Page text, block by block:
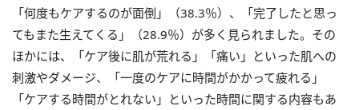
「何度もケアするのが面倒」（38.3％）、「完了したと思っ
てもまた生えてくる」（28.9％）が多く見られました。その
ほかには、「ケア後に肌が荒れる」「痛い」といった肌への
刺激やダメージ、「一度のケアに時間がかかって疲れる」
「ケアする時間がとれない」といった時間に関する内容もあ